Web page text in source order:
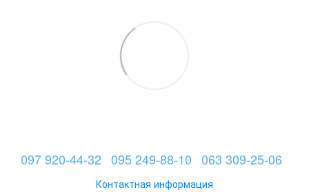
097 920-44-32 095 249-88-10 063 309-25-06
Контактная информация